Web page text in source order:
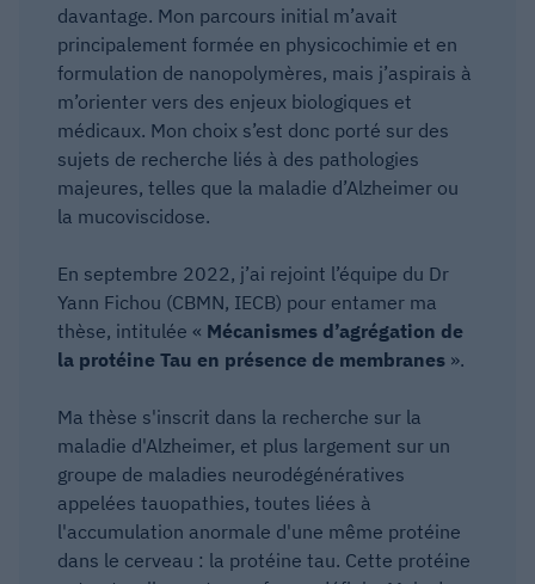
davantage. Mon parcours initial m’avait
principalement formée en physicochimie et en
formulation de nanopolymères, mais j’aspirais à
m’orienter vers des enjeux biologiques et
médicaux. Mon choix s’est donc porté sur des
sujets de recherche liés à des pathologies
majeures, telles que la maladie d’Alzheimer ou
la mucoviscidose.
En septembre 2022, j’ai rejoint l’équipe du Dr
Yann Fichou (CBMN, IECB) pour entamer ma
thèse, intitulée « Mécanismes d’agrégation de
la protéine Tau en présence de membranes ».
Ma thèse s'inscrit dans la recherche sur la
maladie d'Alzheimer, et plus largement sur un
groupe de maladies neurodégénératives
appelées tauopathies, toutes liées à
l'accumulation anormale d'une même protéine
dans le cerveau : la protéine tau. Cette protéine